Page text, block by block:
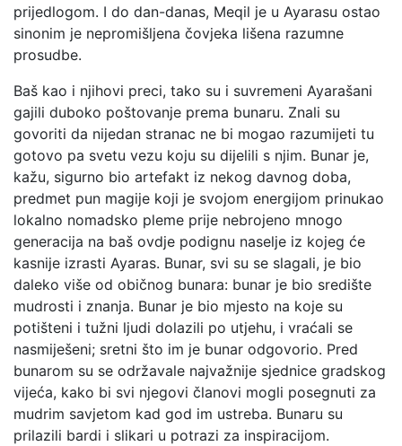
prijedlogom. I do dan-danas, Meqil je u Ayarasu ostao
sinonim je nepromišljena čovjeka lišena razumne
prosudbe.
Baš kao i njihovi preci, tako su i suvremeni Ayarašani
gajili duboko poštovanje prema bunaru. Znali su
govoriti da nijedan stranac ne bi mogao razumijeti tu
gotovo pa svetu vezu koju su dijelili s njim. Bunar je,
kažu, sigurno bio artefakt iz nekog davnog doba,
predmet pun magije koji je svojom energijom prinukao
lokalno nomadsko pleme prije nebrojeno mnogo
generacija na baš ovdje podignu naselje iz kojeg će
kasnije izrasti Ayaras. Bunar, svi su se slagali, je bio
daleko više od običnog bunara: bunar je bio središte
mudrosti i znanja. Bunar je bio mjesto na koje su
potišteni i tužni ljudi dolazili po utjehu, i vraćali se
nasmiješeni; sretni što im je bunar odgovorio. Pred
bunarom su se održavale najvažnije sjednice gradskog
vijeća, kako bi svi njegovi članovi mogli posegnuti za
mudrim savjetom kad god im ustreba. Bunaru su
prilazili bardi i slikari u potrazi za inspiracijom.